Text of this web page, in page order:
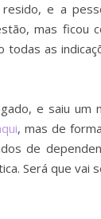
resido, e a
mas ficou
as
e saiu um
, mas de
de
Será que vai